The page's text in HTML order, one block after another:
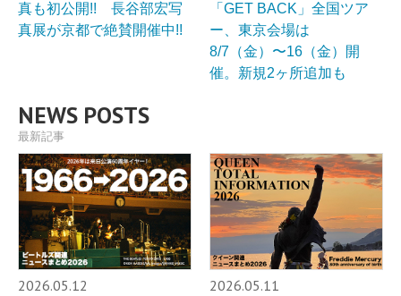
真も初公開!! 長谷部宏写
真展が京都で絶賛開催中!!
「GET BACK」全国ツア
ー、東京会場は
8/7（金）〜16（金）開
催。新規2ヶ所追加も
NEWS POSTS
最新記事
2026.05.12 2026.05.11